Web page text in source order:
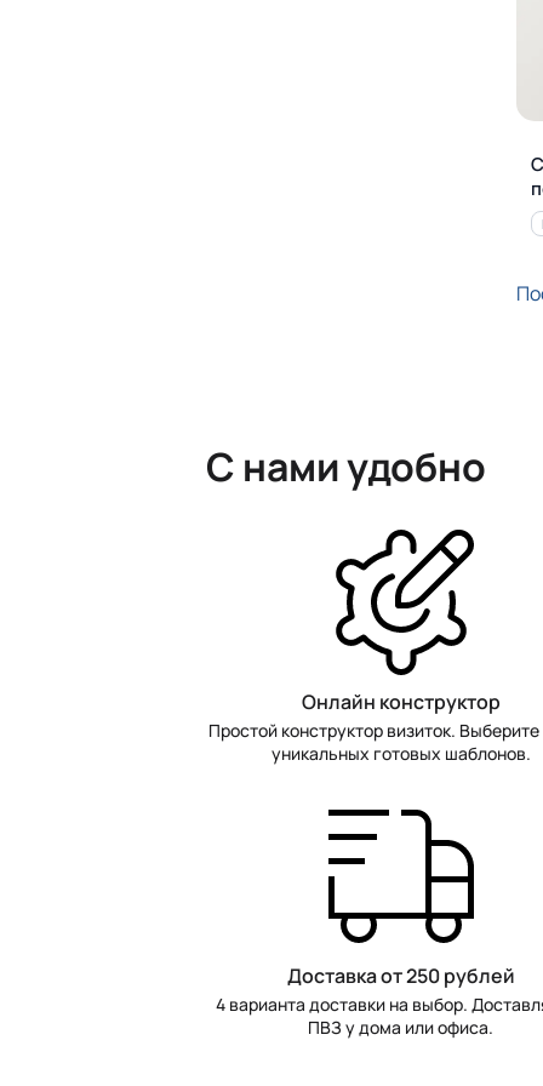
С нами удобно
Онлайн конструктор
Простой конструктор визиток. Выберите
уникальных готовых шаблонов.
Доставка от 250 рублей
4 варианта доставки на выбор.
ПВЗ у дома или офиса.